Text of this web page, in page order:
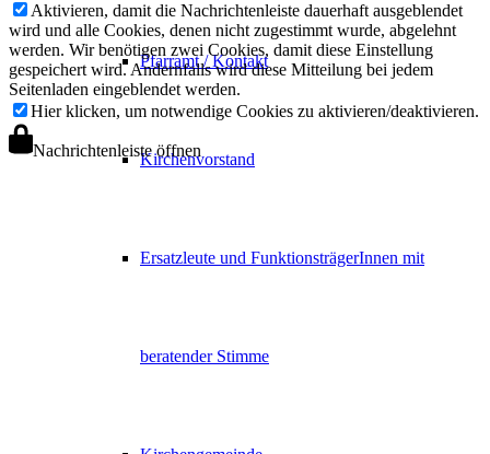
Pfarramt / Kontakt
Kirchenvorstand
Ersatzleute und FunktionsträgerInnen mit
beratender Stimme
Aktivieren, damit die Nachrichtenleiste dauerhaft ausgeblendet
wird und alle Cookies, denen nicht zugestimmt wurde, abgelehnt
werden. Wir benötigen zwei Cookies, damit diese Einstellung
gespeichert wird. Andernfalls wird diese Mitteilung bei jedem
Seitenladen eingeblendet werden.
Hier klicken, um notwendige Cookies zu aktivieren/deaktivieren.
Nachrichtenleiste öffnen